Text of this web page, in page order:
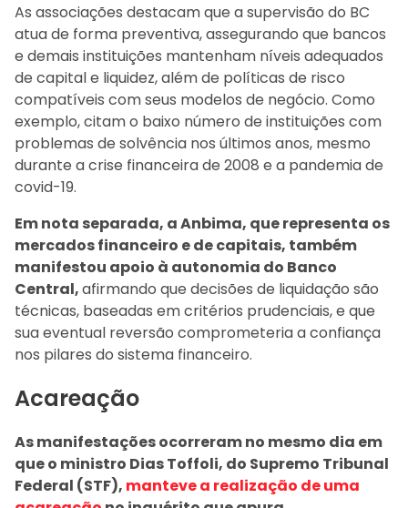
As associações destacam que a supervisão do BC
atua de forma preventiva, assegurando que bancos
e demais instituições mantenham níveis adequados
de capital e liquidez, além de políticas de risco
compatíveis com seus modelos de negócio. Como
exemplo, citam o baixo número de instituições com
problemas de solvência nos últimos anos, mesmo
durante a crise financeira de 2008 e a pandemia de
covid-19.
Em nota separada, a Anbima, que representa os
mercados financeiro e de capitais, também
manifestou apoio à autonomia do Banco
Central,afirmando que decisões de liquidação são
técnicas, baseadas em critérios prudenciais, e que
sua eventual reversão comprometeria a confiança
nos pilares do sistema financeiro.
Acareação
As manifestações ocorreram no mesmo dia em
que o ministro Dias Toffoli, do Supremo Tribunal
Federal (STF), manteve a realização de uma